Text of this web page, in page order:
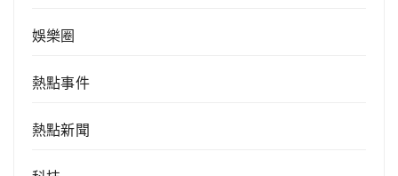
娛樂圈
熱點事件
熱點新聞